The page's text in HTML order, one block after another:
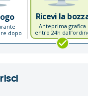
dopo
Ricevi la
Anteprima grafica
entro 24h